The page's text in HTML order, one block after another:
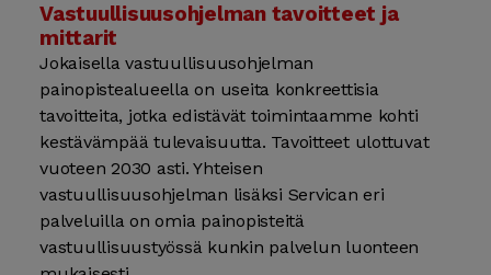
Vastuullisuusohjelman tavoitteet ja
mittarit
Jokaisella vastuullisuusohjelman
painopistealueella on useita konkreettisia
tavoitteita, jotka edistävät toimintaamme kohti
kestävämpää tulevaisuutta. Tavoitteet ulottuvat
vuoteen 2030 asti. Yhteisen
vastuullisuusohjelman lisäksi Servican eri
palveluilla on omia painopisteitä
vastuullisuustyössä kunkin palvelun luonteen